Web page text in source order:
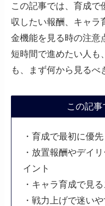
この記事では、育成で
収したい報酬、キャラ
金機能を見る時の注意
短時間で進めたい人も
も、まず何から見るべ
この記事
・育成で最初に優
・放置報酬やデイ
イント
・キャラ育成で見
・戦力上げで迷い